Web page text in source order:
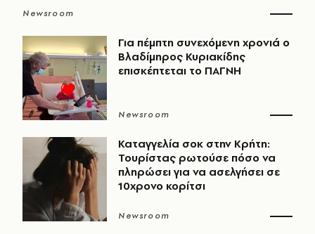
Newsroom
Για πέμπτη συνεχόμενη χρονιά ο
Βλαδίμηρος Κυριακίδης
επισκέπτεται το ΠΑΓΝΗ
Newsroom
Καταγγελία σοκ στην Κρήτη:
Τουρίστας ρωτούσε πόσο να
πληρώσει για να ασελγήσει σε
10χρονο κορίτσι
Newsroom